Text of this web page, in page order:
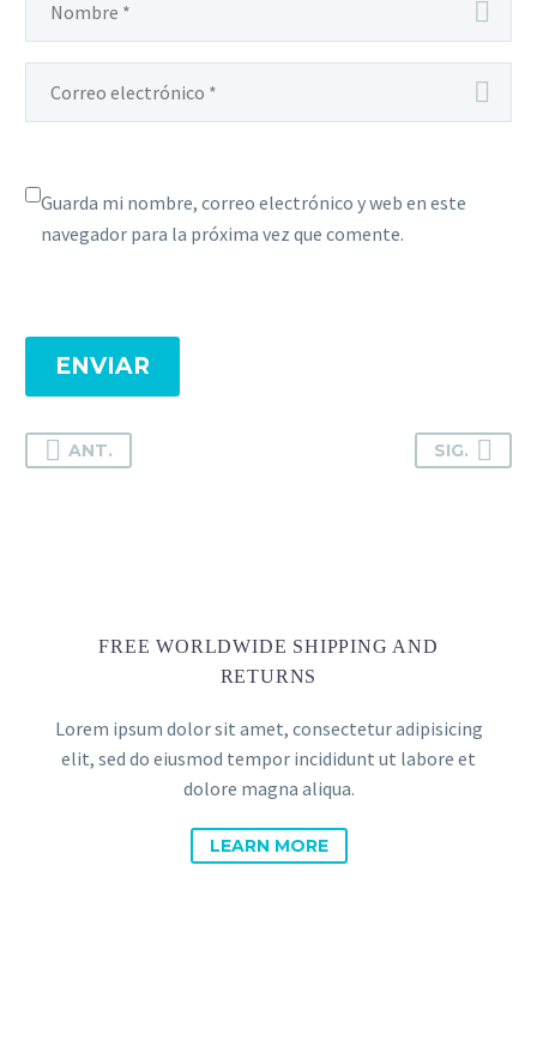
Guarda mi nombre, correo electrónico y web en este
navegador para la próxima vez que comente.
ENVIAR
ANT. SIG.
FREE WORLDWIDE SHIPPING AND
RETURNS
Lorem ipsum dolor sit amet, consectetur adipisicing
elit, sed do eiusmod tempor incididunt ut labore et
dolore magna aliqua.
LEARN MORE